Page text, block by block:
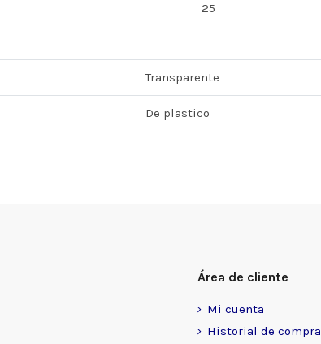
25
Transparente
De plastico
Área de cliente
Mi cuenta
Historial de compra